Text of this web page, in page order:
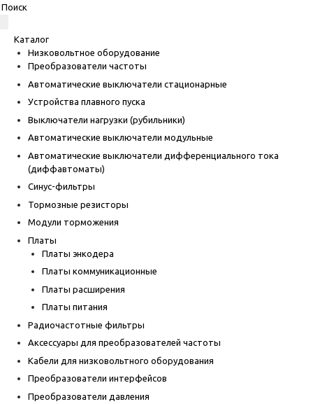
Каталог
Низковольтное оборудование
Преобразователи частоты
Автоматические выключатели стационарные
Устройства плавного пуска
Выключатели нагрузки (рубильники)
Автоматические выключатели модульные
Автоматические выключатели дифференциального тока
(диффавтоматы)
Синус-фильтры
Тормозные резисторы
Модули торможения
Платы
Платы энкодера
Платы коммуникационные
Платы расширения
Платы питания
Радиочастотные фильтры
Аксессуары для преобразователей частоты
Кабели для низковольтного оборудования
Преобразователи интерфейсов
Преобразователи давления